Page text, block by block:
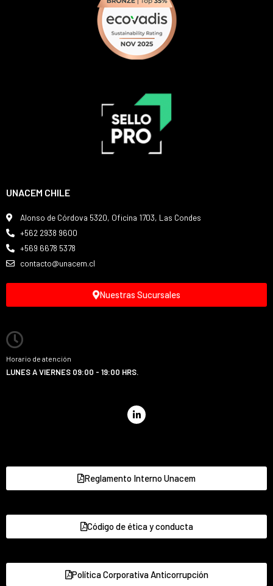
UNACEM CHILE
Alonso de Córdova 5320, Oficina 1703, Las Condes
+562 2938 9600
+569 6678 5378
contacto@unacem.cl
Nuestras Sucursales
Horario de atención
LUNES A VIERNES 09:00 - 19:00 HRS.
Reglamento Interno Unacem
Código de ética y conducta
Política Corporativa Anticorrupción